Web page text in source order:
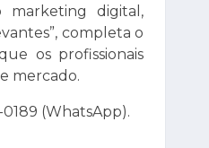
marketing digital,
completa o
os profissionais
mercado.
(WhatsApp).